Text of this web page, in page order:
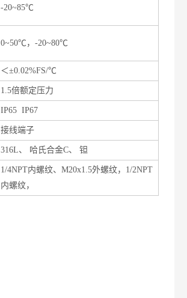
-20~85℃
0~50℃，-20~80℃
＜±0.02%FS/℃
1.5倍额定压力
IP65 IP67
接线端子
316L、 哈氏合金C、 钽
1/4NPT内螺纹、M20x1.5外螺纹， 1/2NPT
内螺纹，